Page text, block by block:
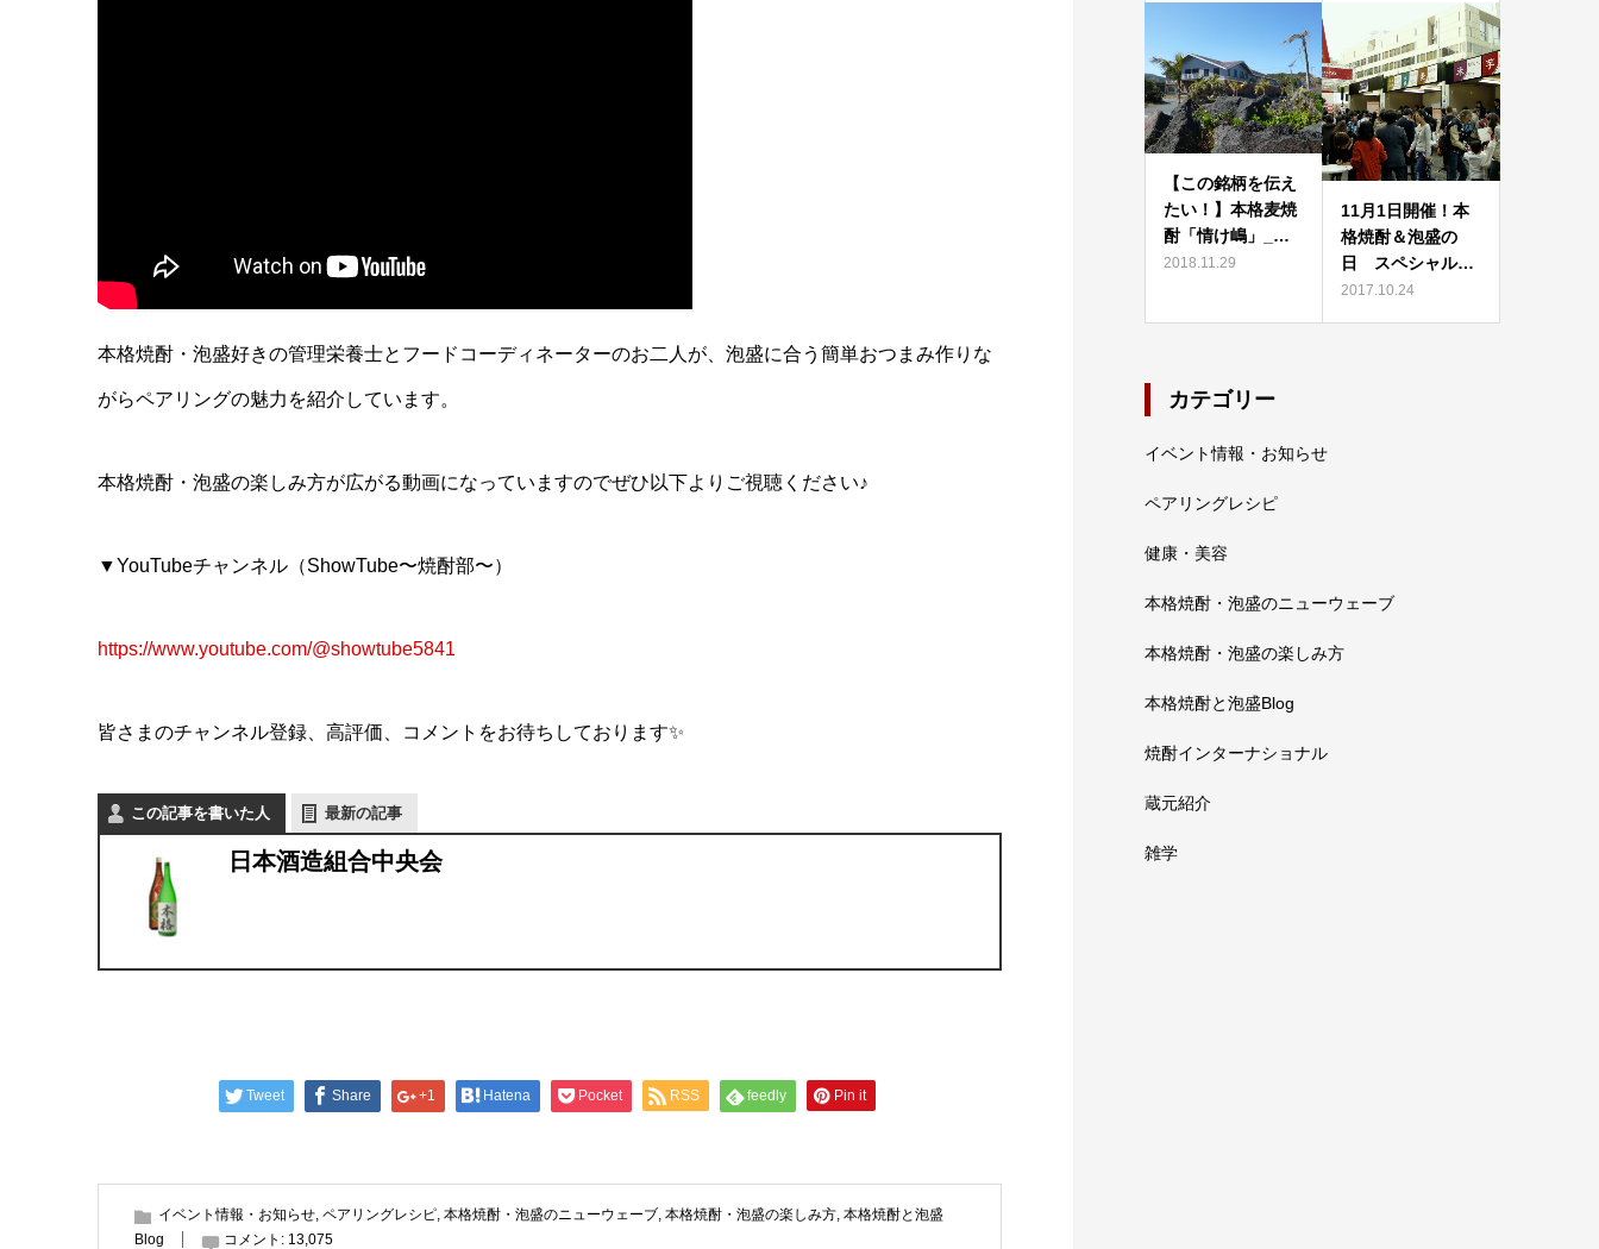
本格焼酎・泡盛好きの管理栄養士とフードコーディネーターのお二人が、泡盛に合う簡単おつまみ作りな
がらペアリングの魅力を紹介しています。
本格焼酎・泡盛の楽しみ方が広がる動画になっていますのでぜひ以下よりご視聴ください♪
▼YouTubeチャンネル（ShowTube〜焼酎部〜）
https://www.youtube.com/@showtube5841
皆さまのチャンネル登録、高評価、コメントをお待ちしております✨
この記事を書いた人 最新の記事
日本酒造組合中央会
Tweet Share +1 Hatena Pocket RSS feedly Pin it
イベント情報・お知らせ ペアリングレシピ 本格焼酎・泡盛のニューウェーブ 本格焼酎・泡盛の楽しみ方 本格焼酎と泡盛
Blog
コメント: 13,075
【この銘柄を伝え
たい！】本格麦焼
酎「情け嶋」_…
2018.11.29
11月1日開催！本
格焼酎＆泡盛の
日 スペシャル…
2017.10.24
カテゴリー
イベント情報・お知らせ
ペアリングレシピ
健康・美容
本格焼酎・泡盛のニューウェーブ
本格焼酎・泡盛の楽しみ方
本格焼酎と泡盛Blog
焼酎インターナショナル
蔵元紹介
雑学